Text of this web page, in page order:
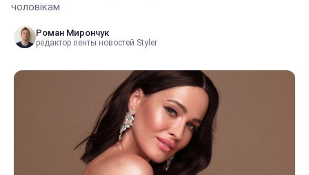
чоловікам
Роман Мирончук
редактор ленты новостей Styler